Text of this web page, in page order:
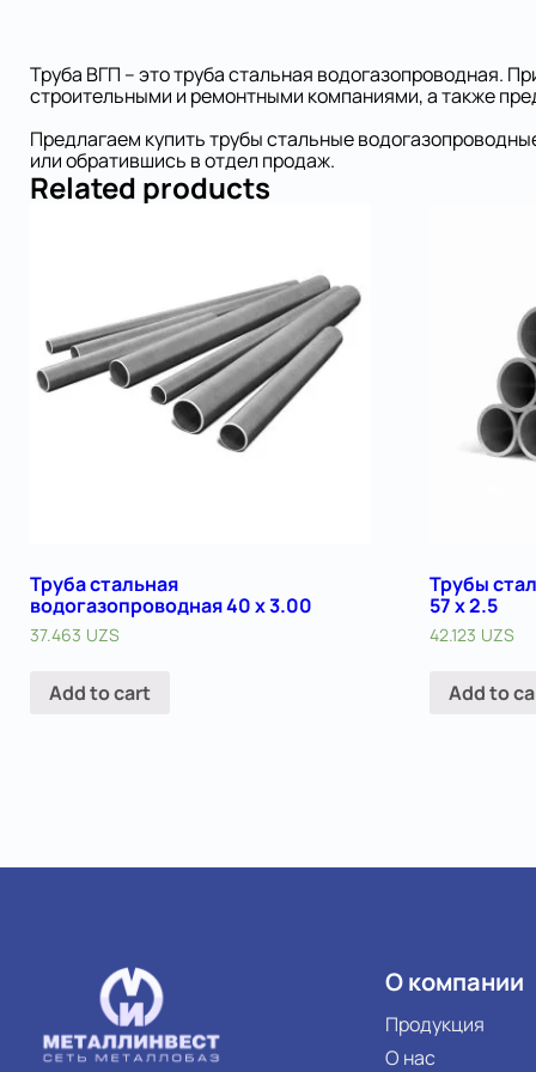
Труба ВГП – это труба стальная водогазопроводная.
строительными и ремонтными компаниями, а также
Предлагаем купить трубы стальные
или обратившись в отдел продаж.
Related products
Труба стальная
водогазопроводная 40 х 3.00
37.463 UZS
Add to cart
Трубы
57 х 2.5
42.123 UZS
Add to
О компании
Продукция
О нас